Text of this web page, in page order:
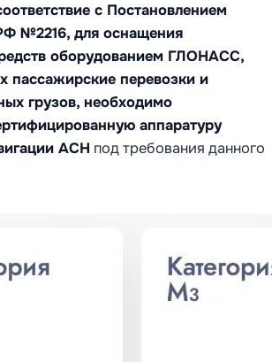
с Постановлением
№2216, для оснащения
оборудованием ГЛОНАСС,
пассажирские перевозки и
грузов, необходимо
аппаратуру
АСН под требования данного